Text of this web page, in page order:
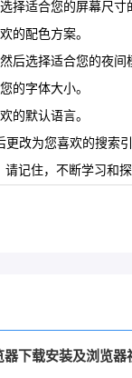
择适合您的屏幕尺寸
的配色方案。
后选择适合您的夜间
的字体大小。
的默认语言。
改为您喜欢的搜索引
记住，不断学习和